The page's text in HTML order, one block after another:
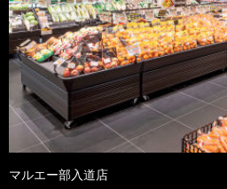
マルエー部入道店